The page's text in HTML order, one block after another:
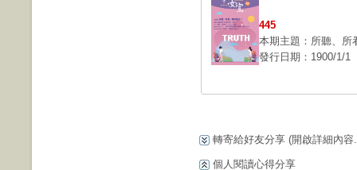
445
本期主題：所聽、所
發行日期：1900/1/1
轉寄給好友分享 (開啟詳細內容
個人閱讀心得分享